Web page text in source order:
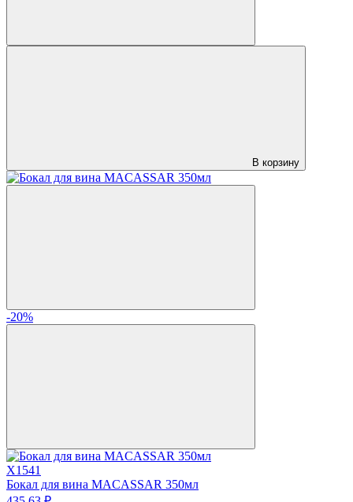
В корзину
-20%
X1541
Бокал для вина MACASSAR 350мл